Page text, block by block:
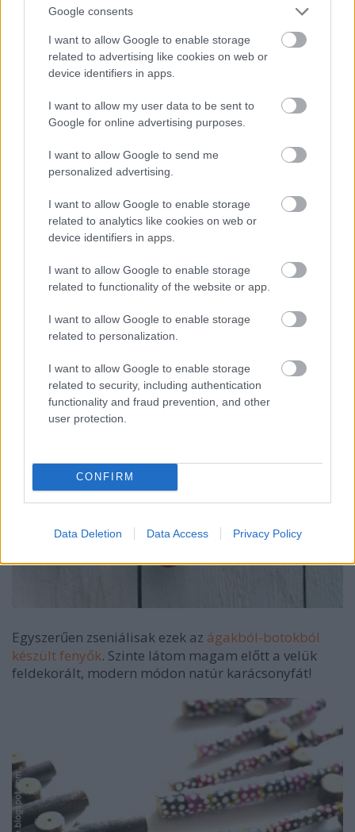
Google consents
I want to allow Google to enable storage
related to advertising like cookies on web or
device identifiers in apps.
I want to allow my user data to be sent to
Google for online advertising purposes.
I want to allow Google to send me
personalized advertising.
I want to allow Google to enable storage
related to analytics like cookies on web or
device identifiers in apps.
I want to allow Google to enable storage
related to functionality of the website or app.
I want to allow Google to enable storage
related to personalization.
I want to allow Google to enable storage
related to security, including authentication
functionality and fraud prevention, and other
user protection.
CONFIRM
Data Deletion Data Access Privacy Policy
Alapvetően nem vagyok oda a fából készült
díszekért, de ezek a fehérre festettegyszerű
szépségekengem is megérintettek. Szívesen látnám
kapom a lombfűrészt.
Egyszerűen zseniálisak ezek az ágakból-botokból
készült fenyők. Szinte látom magam előtt a velük
feldekorált, modern módon natúr karácsonyfát!